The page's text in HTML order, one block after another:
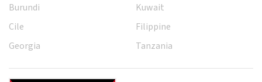
Burundi
Cile
Georgia
Kuwait
Filippine
Tanzania